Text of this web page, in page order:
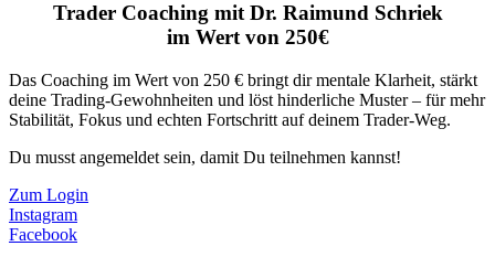
Trader Coaching mit Dr. Raimund Schriek
im Wert von 250€
Das Coaching im Wert von 250 € bringt dir mentale Klarheit, stärkt
deine Trading-Gewohnheiten und löst hinderliche Muster – für mehr
Stabilität, Fokus und echten Fortschritt auf deinem Trader-Weg.
Du musst angemeldet sein, damit Du teilnehmen kannst!
Zum Login
Instagram
Facebook